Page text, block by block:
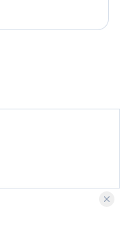
experiência digital.